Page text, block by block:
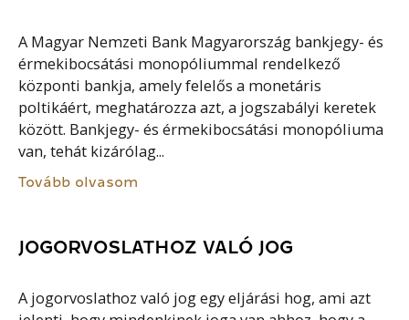
A Magyar Nemzeti Bank Magyarország bankjegy- és
érmekibocsátási monopóliummal rendelkező
központi bankja, amely felelős a monetáris
poltikáért, meghatározza azt, a jogszabályi keretek
között. Bankjegy- és érmekibocsátási monopóliuma
van, tehát kizárólag...
Tovább olvasom
JOGORVOSLATHOZ VALÓ JOG
A jogorvoslathoz való jog egy eljárási hog, ami azt